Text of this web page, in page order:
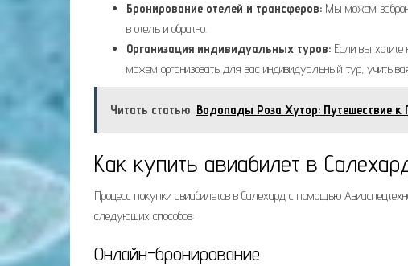
Бронирование отелей и трансферов: Мы можем
в отель и обратно.
Организация индивидуальных туров: Если вы хотите
можем организовать для вас индивидуальный тур,
Читать статью Водопады Роза Хутор: Путешествие
Как купить авиабилет в
Процесс покупки авиабилетов в Салехард с помощью
следующих способов:
Онлайн-бронирование